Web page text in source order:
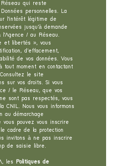
qui reste
personnelles. La
l'intérêt légitime de
jusqu'à demande
/ au Réseau.
et libertés », vous
d’effacement,
de vos données. Vous
tout moment en contactant
le site
sur vos droits. Si vous
/ le Réseau, que vos
sont pas respectés, vous
CNIL. Nous vous informons
au démarchage
vous pouvez vous inscrire
cadre de la protection
invitons à ne pas inscrire
de saisie libre.
les
Politiques de